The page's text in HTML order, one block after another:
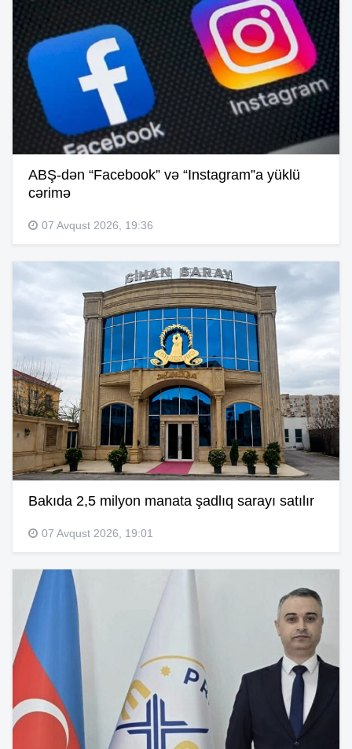
ABŞ-dən “Facebook” və “Instagram”a yüklü
cərimə
07 Avqust 2026, 19:36
Bakıda 2,5 milyon manata şadlıq sarayı satılır
07 Avqust 2026, 19:01